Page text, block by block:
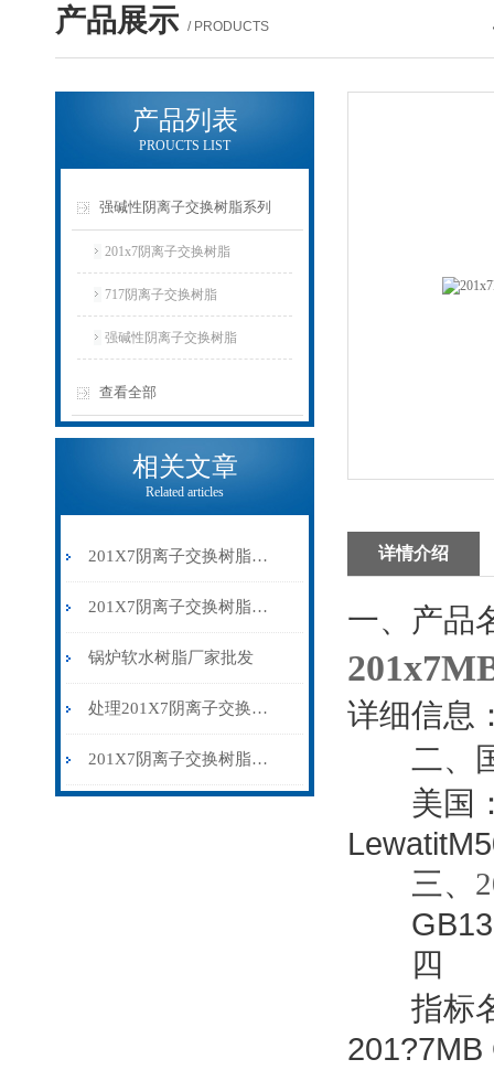
产品展示 / PRODUCTS
产品列表
PROUCTS LIST
强碱性阴离子交换树脂系列
201x7阴离子交换树脂
717阴离子交换树脂
强碱性阴离子交换树脂
查看全部
相关文章
Related articles
201X7阴离子交换树脂在双床与混床系统中的运行特性对比
201X7阴离子交换树脂在核电站水处理中的“守门人”角色
锅炉软水树脂厂家批发
处理201X7阴离子交换树脂时，有哪些地方需要我们注意？
201X7阴离子交换树脂保存及应用须知
详情介绍
一、产品
详细信息
二、国
美国：
三、
四
指标名
201?7MB